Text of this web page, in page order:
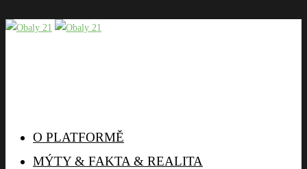
O PLATFORMĚ
MÝTY & FAKTA & REALITA